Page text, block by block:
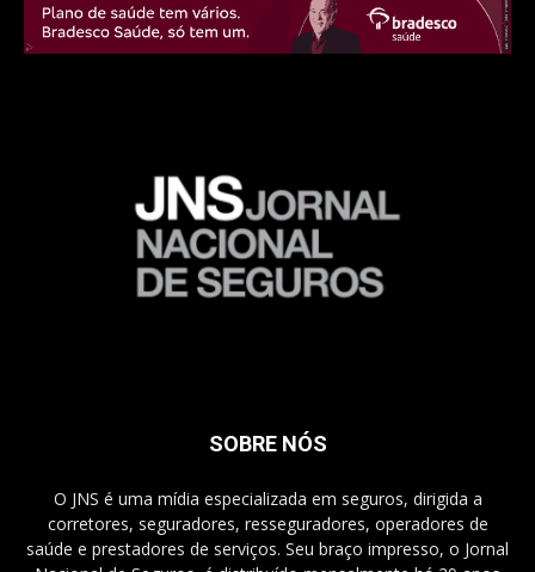
SOBRE NÓS
O JNS é uma mídia especializada em seguros, dirigida a
corretores, seguradores, resseguradores, operadores de
saúde e prestadores de serviços. Seu braço impresso, o Jornal